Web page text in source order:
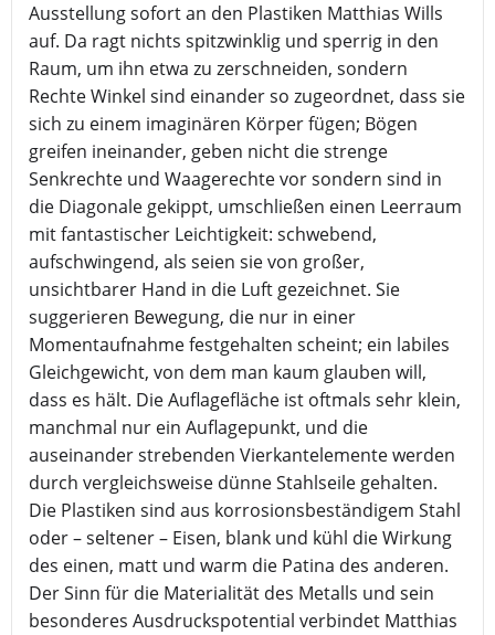
Ausstellung sofort an den Plastiken Matthias Wills
auf. Da ragt nichts spitzwinklig und sperrig in den
Raum, um ihn etwa zu zerschneiden, sondern
Rechte Winkel sind einander so zugeordnet, dass sie
sich zu einem imaginären Körper fügen; Bögen
greifen ineinander, geben nicht die strenge
Senkrechte und Waagerechte vor sondern sind in
die Diagonale gekippt, umschließen einen Leerraum
mit fantastischer Leichtigkeit: schwebend,
aufschwingend, als seien sie von großer,
unsichtbarer Hand in die Luft gezeichnet. Sie
suggerieren Bewegung, die nur in einer
Momentaufnahme festgehalten scheint; ein labiles
Gleichgewicht, von dem man kaum glauben will,
dass es hält. Die Auflagefläche ist oftmals sehr klein,
manchmal nur ein Auflagepunkt, und die
auseinander strebenden Vierkantelemente werden
durch vergleichsweise dünne Stahlseile gehalten.
Die Plastiken sind aus korrosionsbeständigem Stahl
oder – seltener – Eisen, blank und kühl die Wirkung
des einen, matt und warm die Patina des anderen.
Der Sinn für die Materialität des Metalls und sein
besonderes Ausdruckspotential verbindet Matthias